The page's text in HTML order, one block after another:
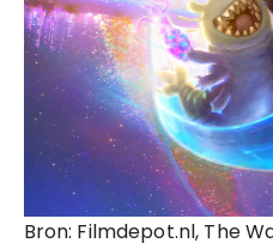
Bron: Filmdepot.nl, The